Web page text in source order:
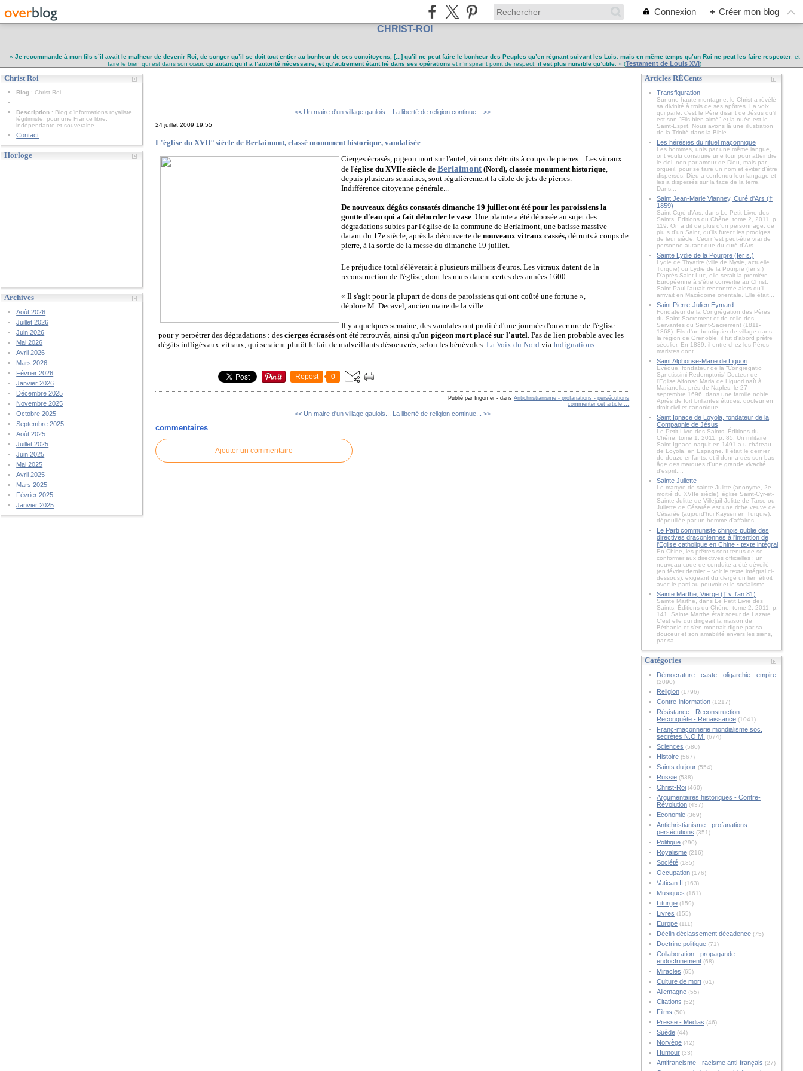
Connexion + Créer mon blog
CHRIST-ROI
« Je recommande à mon fils s’il avait le malheur de devenir Roi, de songer qu’il se doit tout entier au bonheur de ses concitoyens, [...] qu’il ne peut faire le bonheur des Peuples qu’en régnant suivant les Lois mais en même temps qu’un Roi ne peut les faire respecter, et
faire le bien qui est dans son cœur, qu’autant qu’il a l’autorité nécessaire, et qu’autrement étant lié dans ses opérations et n’inspirant point de respect, il est plus nuisible qu’utile . » (Testament de Louis XVI)
Christ Roi
Blog : Christ Roi
Description : Blog d'informations royaliste,
légitimiste, pour une France libre,
indépendante et souveraine
Contact
Horloge
Archives
Août 2026
Juillet 2026
Juin 2026
Mai 2026
Avril 2026
Mars 2026
Février 2026
Janvier 2026
Décembre 2025
Novembre 2025
Octobre 2025
Septembre 2025
Août 2025
Juillet 2025
Juin 2025
Mai 2025
Avril 2025
Mars 2025
Février 2025
Janvier 2025
<< Un maire d'un village gaulois... La liberté de religion continue... >>
24 juillet 2009 19:55
L'église du XVII° siècle de Berlaimont, classé monument historique, vandalisée
Cierges écrasés, pigeon mort sur l'autel, vitraux détruits à coups de pierres... Les vitraux
de l'église du XVIIe siècle deBerlaimont (Nord), classée monument historique
depuis plusieurs semaines, sont régulièrement la cible de jets de pierres.
Indifférence citoyenne générale...
De nouveaux dégâts constatés dimanche 19 juillet ont été pour les paroissiens la
goutte d'eau qui a fait déborder le vase . Une plainte a été déposée au sujet des
dégradations subies par l'église de la commune de Berlaimont, une batisse massive
datant du 17e siècle, après la découverte denouveaux vitraux cassés, détruits à coups de
pierre, à la sortie de la messe du dimanche 19 juillet.
Le préjudice total s'élèverait à plusieurs milliers d'euros. Les vitraux datent de la
reconstruction de l'église, dont les murs datent certes des années 1600
« Il s'agit pour la plupart de dons de paroissiens qui ont coûté une fortune »,
déplore M. Decavel, ancien maire de la ville.
Il y a quelques semaine, des vandales ont profité d'une journée d'ouverture de l'église
pour y perpétrer des dégradations : descierges écrasés ont été retrouvés, ainsi qu'unpigeon mort placé sur l'autel . Pas de lien probable avec les
dégâts infligés aux vitraux, qui seraient plutôt le fait de malveillants désoeuvrés, selon les bénévoles. La Voix du Nord via Indignations
Repost 0
Publié par Ingomer - dansAntichristianisme - profanations - persécutions
commenter cet article
<< Un maire d'un village gaulois... La liberté de religion continue... >>
commentaires
Ajouter un commentaire
Articles RÉCents
Transfiguration
Sur une haute montagne, le Christ a révélé
sa divinité à trois de ses apôtres. La voix
qui parle, c'est le Père disant de Jésus qu'il
est son "Fils bien-aimé" et la nuée est le
Saint-Esprit. Nous avons là une illustration
de la Trinité dans la Bible....
Les hérésies du rituel maçonnique
Les hommes, unis par une même langue,
ont voulu construire une tour pour atteindre
le ciel, non par amour de Dieu, mais par
orgueil, pour se faire un nom et éviter d’être
dispersés. Dieu a confondu leur langage et
les a dispersés sur la face de la terre.
Dans...
Saint Jean-Marie Vianney, Curé d'Ars (†
1859)
Saint Curé d'Ars, dans Le Petit Livre des
Saints, Éditions du Chêne, tome 2, 2011, p.
119. On a dit de plus d'un personnage, de
plu s d'un Saint, qu'ils furent les prodiges
de leur siècle. Ceci n'est peut-être vrai de
personne autant que du curé d'Ars...
Sainte Lydie de la Pourpre (Ier s.)
Lydie de Thyatire (ville de Mysie, actuelle
Turquie) ou Lydie de la Pourpre (Ier s.)
D'après Saint Luc, elle serait la première
Européenne à s'être convertie au Christ.
Saint Paul l'aurait rencontrée alors qu'il
arrivait en Macédoine orientale. Elle était...
Saint Pierre-Julien Eymard
Fondateur de la Congrégation des Pères
du Saint-Sacrement et de celle des
Servantes du Saint-Sacrement (1811-
1868). Fils d'un boutiquier de village dans
la région de Grenoble, il fut d'abord prêtre
séculier. En 1839, il entre chez les Pères
maristes dont...
Saint Alphonse-Marie de Liguori
Évêque, fondateur de la “Congregatio
Sanctissimi Redemptoris” Docteur de
l'Église Alfonso Maria de Liguori naît à
Marianella, près de Naples, le 27
septembre 1696, dans une famille noble.
Après de fort brillantes études, docteur en
droit civil et canonique...
Saint Ignace de Loyola, fondateur de la
Compagnie de Jésus
Le Petit Livre des Saints, Éditions du
Chêne, tome 1, 2011, p. 85. Un militaire
Saint Ignace naquit en 1491 a u château
de Loyola, en Espagne. Il était le dernier
de douze enfants, et il donna dès son bas
âge des marques d'une grande vivacité
d'esprit....
Sainte Juliette
Le martyre de sainte Julitte (anonyme, 2e
moitié du XVIIe siècle), église Saint-Cyr-et-
Sainte-Julitte de Villejuif Julitte de Tarse ou
Juliette de Césarée est une riche veuve de
Césarée (aujourd'hui Kayseri en Turquie),
dépouillée par un homme d'affaires...
Le Parti communiste chinois publie des
directives draconiennes à l'intention de
l'Église catholique en Chine - texte intégral
En Chine, les prêtres sont tenus de se
conformer aux directives officielles : un
nouveau code de conduite a été dévoilé
(en février dernier – voir le texte intégral ci-
dessous), exigeant du clergé un lien étroit
avec le parti au pouvoir et le socialisme....
Sainte Marthe, Vierge († v. l'an 81)
Sainte Marthe, dans Le Petit Livre des
Saints, Éditions du Chêne, tome 2, 2011, p.
141. Sainte Marthe était soeur de Lazare .
C'est elle qui dirigeait la maison de
Béthanie et s'en montrait digne par sa
douceur et son amabilité envers les siens,
par sa...
Catégories
Démocrature - caste - oligarchie - empire
(2090)
Religion(1796)
Contre-information(1217)
Résistance - Reconstruction -
Reconquête - Renaissance(1041)
Franc-maçonnerie mondialisme soc.
secrètes N.O.M. (674)
Sciences (580)
Histoire(567)
Saints du jour(554)
Russie(538)
Christ-Roi(460)
Argumentaires historiques - Contre-
Révolution(437)
Economie(369)
Antichristianisme - profanations -
persécutions (351)
Politique(290)
Royalisme(216)
Société(185)
Occupation(176)
Vatican II (163)
Musiques (161)
Liturgie(159)
Livres (155)
Europe(111)
Déclin déclassement décadence(75)
Doctrine politique(71)
Collaboration - propagande -
endoctrinement(68)
Miracles (65)
Culture de mort(61)
Allemagne(55)
Citations (52)
Films (50)
Presse - Medias (46)
Suède(44)
Norvège(42)
Humour(33)
Antifrancisme - racisme anti-français (27)